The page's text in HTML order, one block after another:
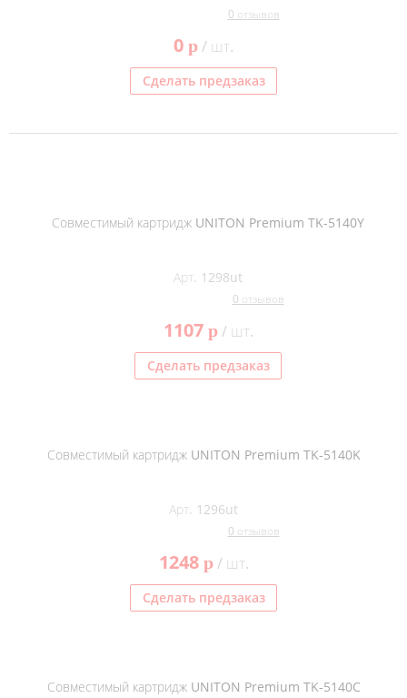
0 отзывов
0 p/ шт.
Сделать предзаказ
Совместимый картридж UNITON Premium TK-5140Y
Арт. 1298ut
0 отзывов
1107 p/ шт.
Сделать предзаказ
Совместимый картридж UNITON Premium TK-5140K
Арт. 1296ut
0 отзывов
1248 p/ шт.
Сделать предзаказ
Совместимый картридж UNITON Premium TK-5140C